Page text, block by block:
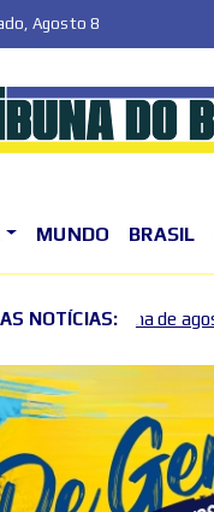
Agosto 8
MUNDO BRASIL
NOTÍCIAS:
no DF 2026